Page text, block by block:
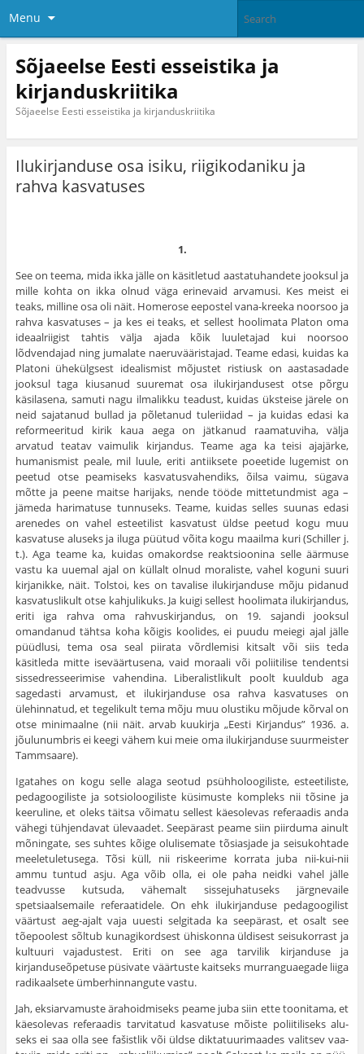
Menu
Sõjaeelse Eesti esseistika ja
kirjanduskriitika
Sõjaeelse Eesti esseistika ja kirjanduskriitika
Ilukirjanduse osa isiku, riigikodaniku ja
rahva kasvatuses
1.
See on teema, mida ikka jälle on käsitletud aastatuhandete jooksul ja
mille kohta on ikka olnud väga erinevaid arvamusi. Kes meist ei
teaks, milline osa oli näit. Homerose eepostel vana-kreeka noorsoo ja
rahva kasvatuses – ja kes ei teaks, et sellest hoolimata Platon oma
ideaal­riigist tahtis välja ajada kõik luuletajad kui noorsoo
lõdvendajad ning jumalate naeruvääristajad. Teame edasi, kuidas ka
Platoni ühekülgsest idealismist mõjustet ristiusk on aastasadade
jooksul taga kiusanud suu­remat osa ilukirjandusest otse põrgu
käsilasena, samuti nagu ilmalikku teadust, kuidas üksteise järele on
neid sajatanud bullad ja põletanud tuleriidad – ja kuidas edasi ka
reformeeritud kirik kaua aega on jätkanud raamatuviha, välja
arvatud teatav vaimulik kirjandus. Teame aga ka teisi ajajärke,
humanismist peale, mil luule, eriti antiiksete poeetide lugemist on
peetud otse peamiseks kasvatusvahendiks, õilsa vaimu, sügava
mõtte ja peene maitse harijaks, nende tööde mittetund­mist aga –
jämeda harimatuse tunnuseks. Teame, kuidas selles suunas edasi
arenedes on vahel esteetilist kasvatust üldse peetud kogu muu
kasvatuse aluseks ja iluga püütud võita kogu maailma kuri (Schiller j.
t.). Aga teame ka, kuidas omakordse reaktsioonina selle äärmuse
vastu ka uuemal ajal on küllalt olnud moraliste, vahel koguni suuri
kir­janikke, näit. Tolstoi, kes on tavalise ilukirjanduse mõju pidanud
kas­vatuslikult otse kahjulikuks. Ja kuigi sellest hoolimata ilukirjandus,
eriti iga rahva oma rahvuskirjandus, on 19. sajandi jooksul
omandanud tähtsa koha kõigis koolides, ei puudu meiegi ajal jälle
püüdlusi, tema osa seal piirata võrdlemisi kitsalt või siis teda
käsitleda mitte iseväär­tusena, vaid moraali või poliitilise tendentsi
sissedresseerimise vahendina. Liberalistlikult poolt kuuldub aga
sagedasti arvamust, et ilukirjanduse osa rahva kasvatuses on
ülehinnatud, et tegelikult tema mõju muu olustiku mõjude kõrval on
otse minimaalne (nii näit. arvab kuukirja „Eesti Kirjandus” 1936. a.
jõulunumbris ei keegi vähem kui meie oma ilukirjanduse suurmeister
Tammsaare).
Igatahes on kogu selle alaga seotud psühholoogiliste, esteetiliste,
pedagoogiliste ja sotsioloogiliste küsimuste kompleks nii tõsine ja
kee­ruline, et oleks täitsa võimatu sellest käesolevas referaadis anda
vähegi tühjendavat ülevaadet. Seepärast peame siin piirduma ainult
mõnin­gate, ses suhtes kõige olulisemate tõsiasjade ja seisukohtade
meeletu­letusega. Tõsi küll, nii riskeerime korrata juba nii-kui-nii
ammu tuntud asju. Aga võib olla, ei ole paha neidki vahel jälle
teadvusse kutsuda, vähemalt sissejuhatuseks järgnevaile
spetsiaalsemaile referaa­tidele. On ehk ilukirjanduse pedagoogilist
väärtust aeg-ajalt vaja uuesti selgitada ka seepärast, et osalt see
tõepoolest sõltub kunagikordsest ühiskonna üldisest seisukorrast ja
kultuuri vajadustest. Eriti on see aga tarvilik kirjanduse ja
kirjanduseõpetuse püsivate väärtuste kaitseks murranguaegade liiga
radikaalsete ümberhinnangute vastu.
Jah, eksiarvamuste ärahoidmiseks peame juba siin ette toonitama, et
käesolevas referaadis tarvitatud kasvatuse mõiste poliitiliseks alu­
seks ei saa olla see fašistlik või üldse diktatuurimaades valitsev vaa­